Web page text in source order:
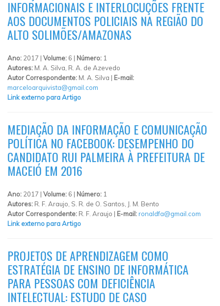
INFORMACIONAIS E INTERLOCUÇÕES FRENTE
AOS DOCUMENTOS POLICIAIS NA REGIÃO DO
ALTO SOLIMÕES/AMAZONAS
Ano: 2017 | Volume: 6 | Número: 1
Autores: M. A. Silva, R. A. de Azevedo
Autor Correspondente: M. A. Silva | E-mail:
marceloarquivista@gmail.com
Link externo para Artigo
MEDIAÇÃO DA INFORMAÇÃO E COMUNICAÇÃO
POLÍTICA NO FACEBOOK: DESEMPENHO DO
CANDIDATO RUI PALMEIRA À PREFEITURA DE
MACEIÓ EM 2016
Ano: 2017 | Volume: 6 | Número: 1
Autores: R. F. Araujo, S. R. de O. Santos, J. M. Bento
Autor Correspondente: R. F. Araujo | E-mail:ronaldfa@gmail.com
Link externo para Artigo
PROJETOS DE APRENDIZAGEM COMO
ESTRATÉGIA DE ENSINO DE INFORMÁTICA
PARA PESSOAS COM DEFICIÊNCIA
INTELECTUAL: ESTUDO DE CASO